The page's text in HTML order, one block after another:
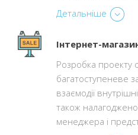
Детальніше
Інтернет-
Розробка проекту
багатоступеневе
взаємодії
також
менеджера і